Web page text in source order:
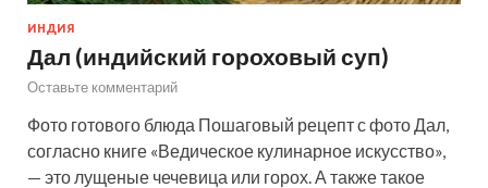
ИНДИЯ
Дал (индийский гороховый суп)
Оставьте комментарий
Фото готового блюда Пошаговый рецепт с фото Дал,
согласно книге «Ведическое кулинарное искусство»,
— это лущеные чечевица или горох. А также такое